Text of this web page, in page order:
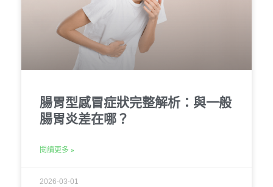
腸胃型感冒症狀完整解析：與一般
腸胃炎差在哪？
閱讀更多 »
2026-03-01